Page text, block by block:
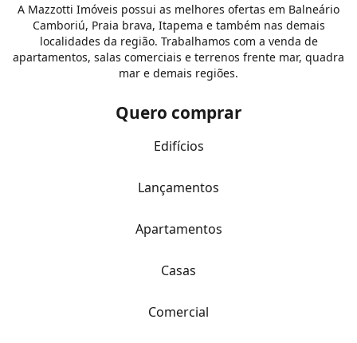
A Mazzotti Imóveis possui as melhores ofertas em Balneário
Camboriú, Praia brava, Itapema e também nas demais
localidades da região. Trabalhamos com a venda de
apartamentos, salas comerciais e terrenos frente mar, quadra
mar e demais regiões.
Quero comprar
Edifícios
Lançamentos
Apartamentos
Casas
Comercial